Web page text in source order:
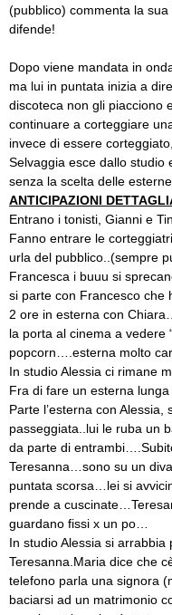
(pubblico) commenta la
difende!
Dopo viene mandata in
ma lui in puntata inizia a
discoteca non gli piacciono
continuare a corteggiare
invece di essere
Selvaggia esce dallo studio
senza la scelta delle esterne.
ANTICIPAZIONI
Entrano i tonisti, Gianni e
Fanno entrare le
urla del pubblico..(sempre
Francesca i buuu si
si parte con Francesco che
2 ore in esterna con
la porta al cinema a vedere
popcorn….esterna molto
In studio Alessia ci rimane
Fra di fare un esterna
Parte l’esterna con
passeggiata..lui le ruba un
da parte di
Teresanna…sono su un
puntata scorsa…lei si
prende a
guardano fissi x un po…
In studio Alessia si
Teresanna.Maria dice che
telefono parla una signora
baciarsi ad un matrimonio